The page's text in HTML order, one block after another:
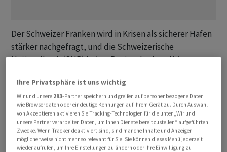
Der Schweizer Franken wird in Krisen als sicherer Hafen
stärker nachgefragt, und die Schweizerische
Nationalbank (SNB) hat zu Beginn des Iran-Kriegs
Interventionen am Devisenmarkt. Ob es tatsächlich zu
Deviseninterventionen gekommen ist, wollte SNB-
Präsident Martin Schlegel in einem Interview mit der
«Neuen Zürcher Zeitung» (Freitagausgabe) aber nicht
verraten.
Ihre Privatsphäre ist uns wichtig
Wir und unsere 293-Partner speichern und greifen auf personenbezogene Daten
wie Browserdaten oder eindeutige Kennungen auf Ihrem Gerät zu. Durch Auswahl
von Akzeptieren aktivieren Sie Tracking-Technologien für die unter „Wir und
unsere Partner verarbeiten Daten, um Ihnen Dienste bereitzustellen“ aufgeführten
Zwecke. Wenn Tracker deaktiviert sind, sind manche Inhalte und Anzeigen
möglicherweise nicht mehr so relevant für Sie. Sie können dieses Menü jederzeit
wieder aufrufen, um Ihre Einstellungen zu ändern oder Ihre Einwilligung zu